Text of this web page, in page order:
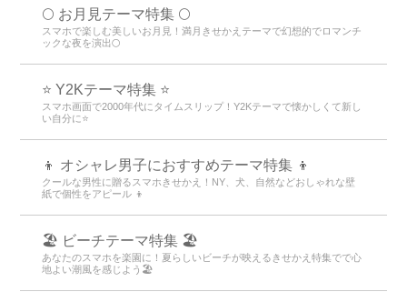
🌕 お月見テーマ特集 🌕
スマホで楽しむ美しいお月見！満月きせかえテーマで幻想的でロマンチ
ックな夜を演出🌕
⭐ Y2Kテーマ特集 ⭐
スマホ画面で2000年代にタイムスリップ！Y2Kテーマで懐かしくて新し
い自分に⭐
👦 オシャレ男子におすすめテーマ特集 👦
クールな男性に贈るスマホきせかえ！NY、犬、自然などおしゃれな壁
紙で個性をアピール 👦
🏖 ビーチテーマ特集 🏖
あなたのスマホを楽園に！夏らしいビーチが映えるきせかえ特集でで心
地よい潮風を感じよう🏖